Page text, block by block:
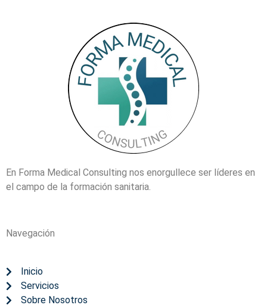
En Forma Medical Consulting nos enorgullece ser líderes en
el campo de la formación sanitaria.
Navegación
Inicio
Servicios
Sobre Nosotros